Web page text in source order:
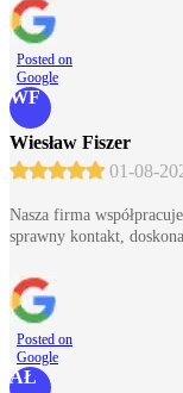
Posted on
Google
WF
Wiesław Fiszer
01-08-
Nasza firma
sprawny kontakt,
Posted on
Google
AŁ